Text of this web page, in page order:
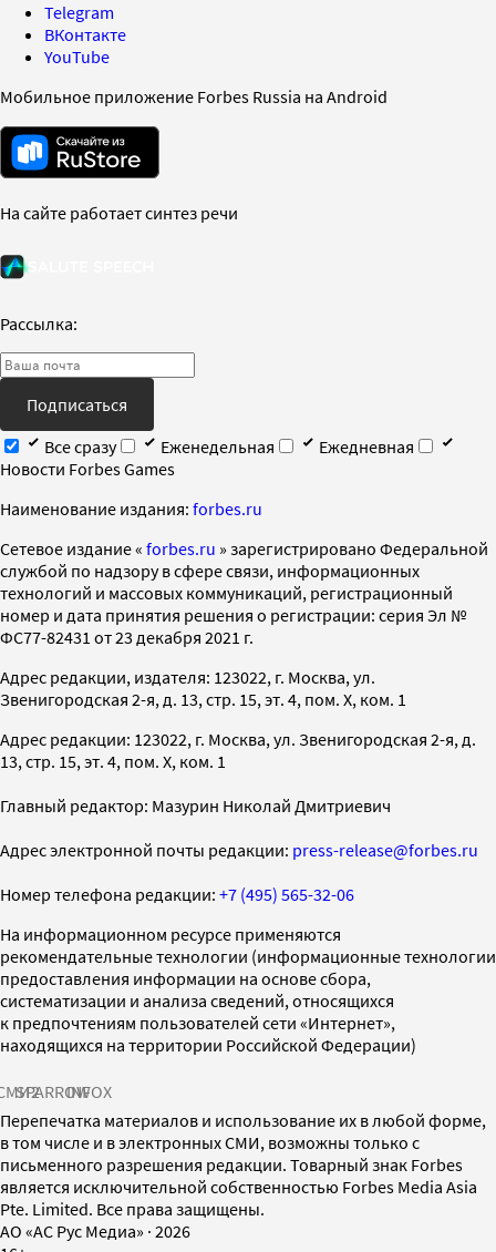
Telegram
ВКонтакте
YouTube
Мобильное приложение Forbes Russia на Android
На сайте работает синтез речи
Рассылка:
Подписаться
Все сразу
Еженедельная
Ежедневная
Новости Forbes Games
Наименование издания: forbes.ru
Cетевое издание « forbes.ru » зарегистрировано Федеральной
службой по надзору в сфере связи, информационных
технологий и массовых коммуникаций, регистрационный
номер и дата принятия решения о регистрации: серия Эл №
ФС77-82431 от 23 декабря 2021 г.
Адрес редакции, издателя: 123022, г. Москва, ул.
Звенигородская 2-я, д. 13, стр. 15, эт. 4, пом. X, ком. 1
Адрес редакции: 123022, г. Москва, ул. Звенигородская 2-я, д.
13, стр. 15, эт. 4, пом. X, ком. 1
Главный редактор: Мазурин Николай Дмитриевич
Адрес электронной почты редакции: press-release@forbes.ru
Номер телефона редакции: +7 (495) 565-32-06
На информационном ресурсе применяются
рекомендательные технологии (информационные технологии
предоставления информации на основе сбора,
систематизации и анализа сведений, относящихся
к предпочтениям пользователей сети «Интернет»,
находящихся на территории Российской Федерации)
SPARROWINFOX
Перепечатка материалов и использование их в любой форме,
в том числе и в электронных СМИ, возможны только с
письменного разрешения редакции. Товарный знак Forbes
является исключительной собственностью Forbes Media Asia
Pte. Limited. Все права защищены.
AO «АС Рус Медиа» · 2026